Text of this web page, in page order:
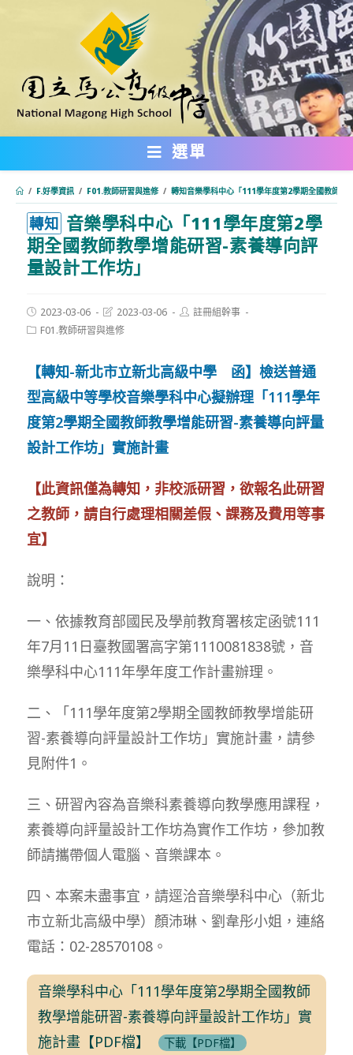
內
選單
/ F.好學資訊 / F01.教師研習與進修 / 轉知音樂學科中心「111學年度第2學期全國教師教
轉知 音樂學科中心「111學年度第2學
期全國教師教學增能研習-素養導向評
量設計工作坊」
Post
published:
2023-03-06
Post
last
modified:
2023-03-06
Post註冊組幹事
PostF01.教師研習與進修
【轉知-新北市立新北高級中學 函】檢送普通
型高級中等學校音樂學科中心擬辦理「111學年
度第2學期全國教師教學增能研習-素養導向評量
設計工作坊」實施計畫
【此資訊僅為轉知，非校派研習，欲報名此研習
之教師，請自行處理相關差假、課務及費用等事
宜】
說明：
一、依據教育部國民及學前教育署核定函號111
年7月11日臺教國署高字第1110081838號，音
樂學科中心111年學年度工作計畫辦理。
二、「111學年度第2學期全國教師教學增能研
習-素養導向評量設計工作坊」實施計畫，請參
見附件1。
三、研習內容為音樂科素養導向教學應用課程，
素養導向評量設計工作坊為實作工作坊，參加教
師請攜帶個人電腦、音樂課本。
四、本案未盡事宜，請逕洽音樂學科中心（新北
市立新北高級中學）顏沛琳、劉韋彤小姐，連絡
電話：02-28570108。
音樂學科中心「111學年度第2學期全國教師
教學增能研習-素養導向評量設計工作坊」實
施計畫【PDF檔】
下載【PDF檔】